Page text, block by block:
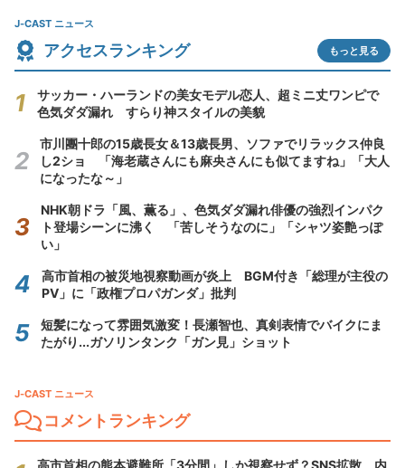
J-CAST ニュース
アクセスランキング もっと見る
サッカー・ハーランドの美女モデル恋人、超ミニ丈ワンピで
色気ダダ漏れ すらり神スタイルの美貌
市川團十郎の15歳長女＆13歳長男、ソファでリラックス仲良
し2ショ 「海老蔵さんにも麻央さんにも似てますね」「大人
になったな～」
NHK朝ドラ「風、薫る」、色気ダダ漏れ俳優の強烈インパク
ト登場シーンに沸く 「苦しそうなのに」「シャツ姿艶っぽ
い」
高市首相の被災地視察動画が炎上 BGM付き「総理が主役の
PV」に「政権プロパガンダ」批判
短髪になって雰囲気激変！長瀬智也、真剣表情でバイクにま
たがり...ガソリンタンク「ガン見」ショット
J-CAST ニュース
コメントランキング